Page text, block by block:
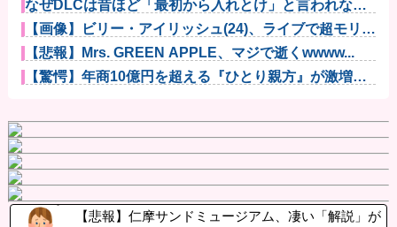
なぜDLCは昔ほど「最初から入れとけ」と言われなく
なったのか...
【画像】ビリー・アイリッシュ(24)、ライブで超モリマ
ンスジ...
【悲報】Mrs. GREEN APPLE、マジで逝くwwww...
【驚愕】年商10億円を超える『ひとり親方』が激増
【悲報】仁摩サンドミュージアム、凄い「解説」が